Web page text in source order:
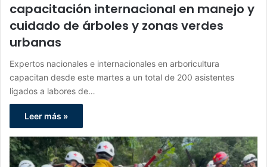
capacitación internacional en manejo y
cuidado de árboles y zonas verdes
urbanas
Expertos nacionales e internacionales en arboricultura
capacitan desde este martes a un total de 200 asistentes
ligados a labores de…
Leer más »